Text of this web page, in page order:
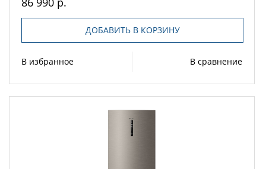
ДОБАВИТЬ В КОРЗИНУ
В избранное В сравнение